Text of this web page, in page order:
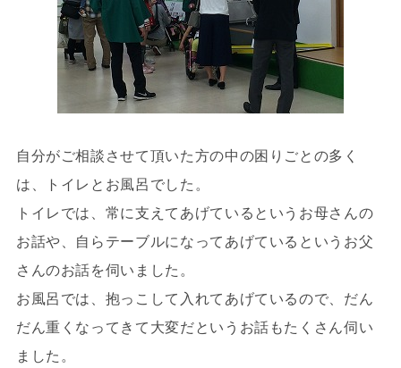
自分がご相談させて頂いた方の中の困りごとの多く
は、トイレとお風呂でした。
トイレでは、常に支えてあげているというお母さんの
お話や、自らテーブルになってあげているというお父
さんのお話を伺いました。
お風呂では、抱っこして入れてあげているので、だん
だん重くなってきて大変だというお話もたくさん伺い
ました。